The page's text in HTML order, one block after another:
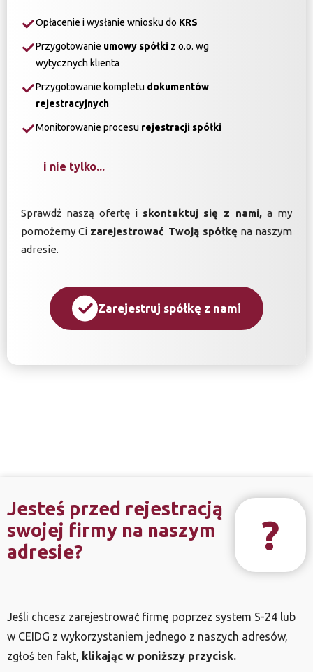
Opłacenie i wysłanie wniosku do KRS
Przygotowanie umowy spółki z o.o. wg
wytycznych klienta
Przygotowanie kompletu dokumentów
rejestracyjnych
Monitorowanie procesu rejestracji spółki
i nie tylko...
Sprawdź naszą ofertę i skontaktuj się z nami, a my
pomożemy Ci zarejestrować Twoją spółkę na naszym
adresie.
Zarejestruj spółkę z nami
Jesteś przed rejestracją
swojej firmy na naszym
adresie?
?
Jeśli chcesz zarejestrować firmę poprzez system S-24 lub
w CEIDG z wykorzystaniem jednego z naszych adresów,
zgłoś ten fakt, klikając w poniższy przycisk.